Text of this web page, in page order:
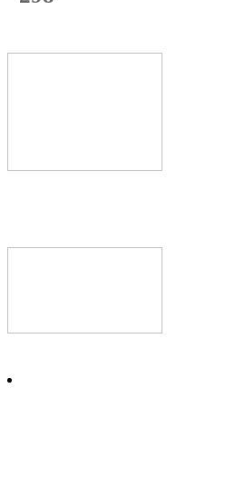
с начала недели